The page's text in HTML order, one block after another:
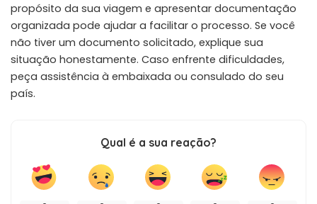
propósito da sua viagem e apresentar documentação
organizada pode ajudar a facilitar o processo. Se você
não tiver um documento solicitado, explique sua
situação honestamente. Caso enfrente dificuldades,
peça assistência à embaixada ou consulado do seu
país.
Qual é a sua reação?